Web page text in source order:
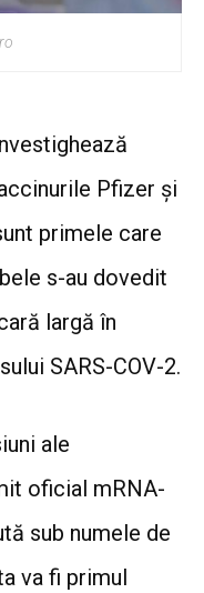
Pfizer și
primele care
s-au dovedit
largă în
SARS-COV-2.
ale
oficial mRNA-
sub numele de
va fi primul